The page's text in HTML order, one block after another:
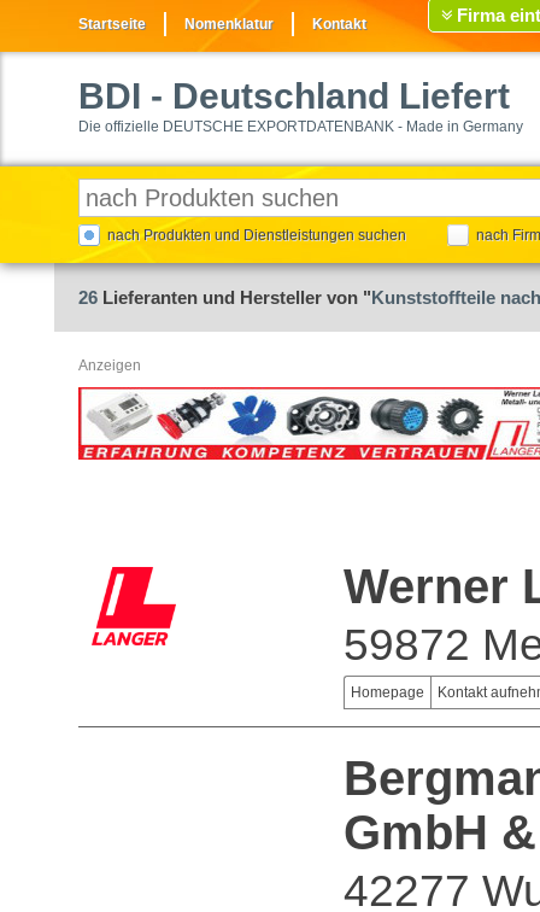
Startseite Nomenklatur Kontakt Firma
BDI - Deutschland Liefert
Die offizielle DEUTSCHE EXPORTDATENBANK - Made in Germany
nach Produkten und Dienstleistungen suchen nach
26 Lieferanten und Hersteller von "Kunststoffteile
Anzeigen
Werner
59872
Homepage Kontakt
GmbH
42277